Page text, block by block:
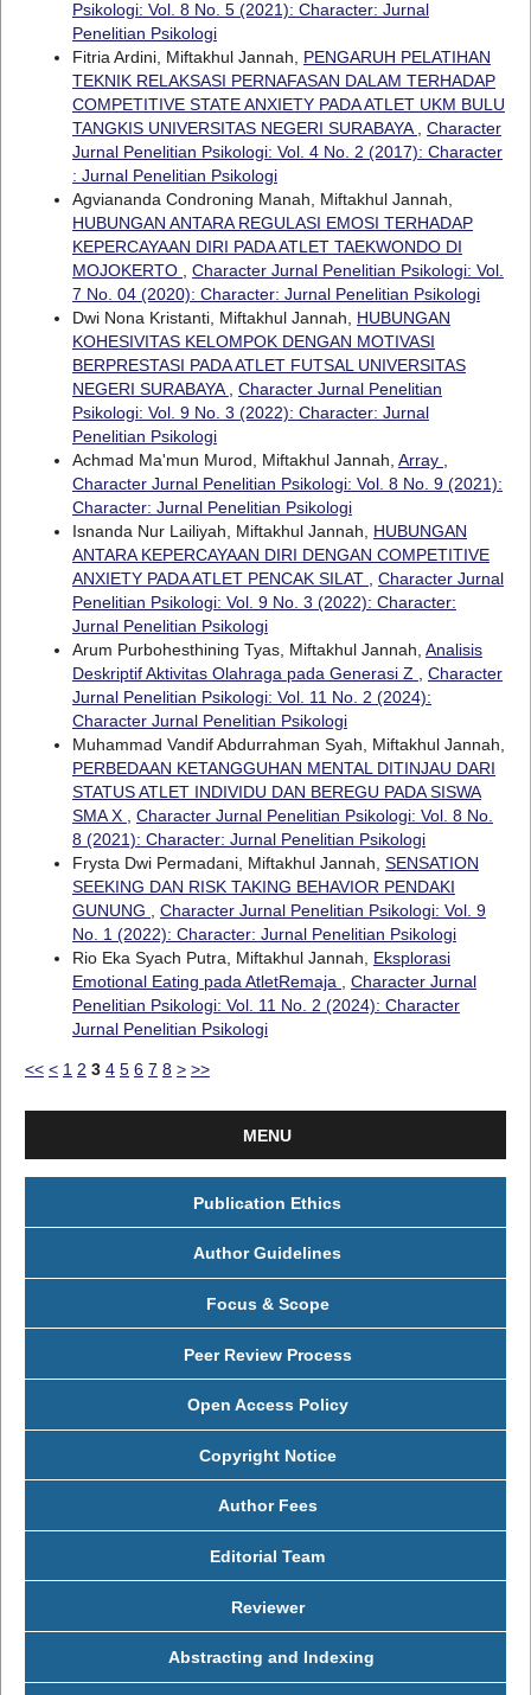
Psikologi: Vol. 8 No. 5 (2021): Character: Jurnal
Penelitian Psikologi
Fitria Ardini, Miftakhul Jannah, PENGARUH PELATIHAN
TEKNIK RELAKSASI PERNAFASAN DALAM TERHADAP
COMPETITIVE STATE ANXIETY PADA ATLET UKM BULU
TANGKIS UNIVERSITAS NEGERI SURABAYA
Character
Jurnal Penelitian Psikologi: Vol. 4 No. 2 (2017): Character
: Jurnal Penelitian Psikologi
Agviananda Condroning Manah, Miftakhul Jannah,
HUBUNGAN ANTARA REGULASI EMOSI TERHADAP
KEPERCAYAAN DIRI PADA ATLET TAEKWONDO DI
MOJOKERTO
Character Jurnal Penelitian Psikologi: Vol.
7 No. 04 (2020): Character: Jurnal Penelitian Psikologi
Dwi Nona Kristanti, Miftakhul Jannah, HUBUNGAN
KOHESIVITAS KELOMPOK DENGAN MOTIVASI
BERPRESTASI PADA ATLET FUTSAL UNIVERSITAS
NEGERI SURABAYA
Character Jurnal Penelitian
Psikologi: Vol. 9 No. 3 (2022): Character: Jurnal
Penelitian Psikologi
Achmad Ma'mun Murod, Miftakhul Jannah, Array
Character Jurnal Penelitian Psikologi: Vol. 8 No. 9 (2021):
Character: Jurnal Penelitian Psikologi
Isnanda Nur Lailiyah, Miftakhul Jannah, HUBUNGAN
ANTARA KEPERCAYAAN DIRI DENGAN COMPETITIVE
ANXIETY PADA ATLET PENCAK SILAT
Character Jurnal
Penelitian Psikologi: Vol. 9 No. 3 (2022): Character:
Jurnal Penelitian Psikologi
Arum Purbohesthining Tyas, Miftakhul Jannah, Analisis
Deskriptif Aktivitas Olahraga pada Generasi Z
Character
Jurnal Penelitian Psikologi: Vol. 11 No. 2 (2024):
Character Jurnal Penelitian Psikologi
Muhammad Vandif Abdurrahman Syah, Miftakhul Jannah,
PERBEDAAN KETANGGUHAN MENTAL DITINJAU DARI
STATUS ATLET INDIVIDU DAN BEREGU PADA SISWA
SMA X
Character Jurnal Penelitian Psikologi: Vol. 8 No.
8 (2021): Character: Jurnal Penelitian Psikologi
Frysta Dwi Permadani, Miftakhul Jannah, SENSATION
SEEKING DAN RISK TAKING BEHAVIOR PENDAKI
GUNUNG
Character Jurnal Penelitian Psikologi: Vol. 9
No. 1 (2022): Character: Jurnal Penelitian Psikologi
Rio Eka Syach Putra, Miftakhul Jannah, Eksplorasi
Emotional Eating pada AtletRemaja
Character Jurnal
Penelitian Psikologi: Vol. 11 No. 2 (2024): Character
Jurnal Penelitian Psikologi
<< < 1 2 3 4 5 6 7 8 > >>
MENU
Publication Ethics
Author Guidelines
Focus & Scope
Peer Review Process
Open Access Policy
Copyright Notice
Author Fees
Editorial Team
Reviewer
Abstracting and Indexing